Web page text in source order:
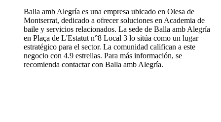
Balla amb Alegría es una empresa ubicado en Olesa de
Montserrat, dedicado a ofrecer soluciones en Academia de
baile y servicios relacionados. La sede de Balla amb Alegría
en Plaça de L'Estatut n°8 Local 3 lo sitúa como un lugar
estratégico para el sector. La comunidad califican a este
negocio con 4.9 estrellas. Para más información, se
recomienda contactar con Balla amb Alegría.